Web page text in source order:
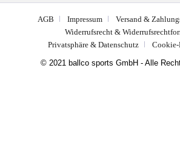
© 2021 ballco sports GmbH - Alle
AGB Impressum
Versand &
Widerrufsrecht &
Privatsphäre & Datenschutz